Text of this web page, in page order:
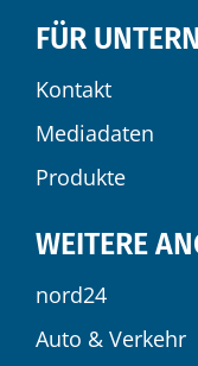
FÜR
Kontakt
Mediadaten
Produkte
WEITERE
nord24
Auto & Verkehr